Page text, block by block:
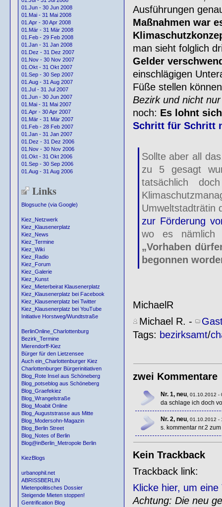
01.Jun - 30 Jun 2008
01.Mai - 31 Mai 2008
01.Apr - 30 Apr 2008
01.Mär - 31 Mär 2008
01.Feb - 29 Feb 2008
01.Jan - 31 Jan 2008
01.Dez - 31 Dez 2007
01.Nov - 30 Nov 2007
01.Okt - 31 Okt 2007
01.Sep - 30 Sep 2007
01.Aug - 31 Aug 2007
01.Jul - 31 Jul 2007
01.Jun - 30 Jun 2007
01.Mai - 31 Mai 2007
01.Apr - 30 Apr 2007
01.Mär - 31 Mär 2007
01.Feb - 28 Feb 2007
01.Jan - 31 Jan 2007
01.Dez - 31 Dez 2006
01.Nov - 30 Nov 2006
01.Okt - 31 Okt 2006
01.Sep - 30 Sep 2006
01.Aug - 31 Aug 2006
Links
Blogsuche (via Google)
Kiez_Netzwerk
Kiez_Klausenerplatz
Kiez_News
Kiez_Termine
Kiez_Wiki
Kiez_Radio
Kiez_Forum
Kiez_Galerie
Kiez_Kunst
Kiez_Mieterbeirat Klausenerplatz
Kiez_Klausenerplatz bei Facebook
Kiez_Klausenerplatz bei Twitter
Kiez_Klausenerplatz bei YouTube
Initiative Horstweg/Wundtstraße
BerlinOnline_Charlottenburg
Bezirk_Termine
Mierendorff-Kiez
Bürger für den Lietzensee
Auch ein_Charlottenburger Kiez
Charlottenburger Bürgerinitiativen
Blog_Rote Insel aus Schöneberg
Blog_potseblog aus Schöneberg
Blog_Graefekiez
Blog_Wrangelstraße
Blog_Moabit Online
Blog_Auguststrasse aus Mitte
Blog_Modersohn-Magazin
Blog_Berlin Street
Blog_Notes of Berlin
Blog@inBerlin_Metropole Berlin
KiezBlogs
urbanophil.net
ABRISSBERLIN
Mietenpolitisches Dossier
Steigende Mieten stoppen!
Gentrification Blog
Ausführungen
Maßnahmen war
man sieht folglich
Gelder
einschlägigen
Füße stellen
Bezirk und nicht
noch: Es lohnt
Schritt für Schritt
Sollte aber all
zu 5 gesagt
tatsächlich
Umweltstadträtin
zur Förderung
wo es nämlich
„Vorhaben
begonnen
MichaelR
Michael R. -
Tags: bezirksamt/
zwei Kommentare
Nr. 1, neu, 01.10.2012 -
da schlage ich doch
Nr. 2, neu, 01.10.2012 -
s. kommentar nr.2
Kein Trackback
Trackback link:
Klicke hier, um
Achtung: Die neu